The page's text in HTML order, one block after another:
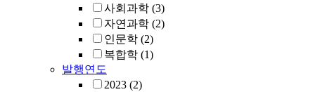
사회과학 (3)
자연과학 (2)
인문학 (2)
복합학 (1)
발행연도
2023 (2)